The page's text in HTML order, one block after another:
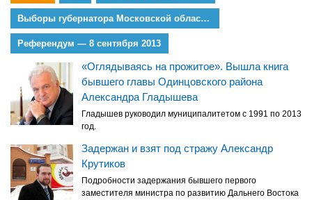
Выборы губернатора Московской области, 8 сентября 2013
Референдум — 8 сентября 2013
«Оглядываясь на прожитое». Вышла книга
бывшего главы Одинцовского района
Александра Гладышева
Гладышев руководил муниципалитетом с 1991 по 2013
год.
Задержан и взят под стражу Александр
Крутиков
Подробности задержания бывшего первого
заместителя министра по развитию Дальнего Востока